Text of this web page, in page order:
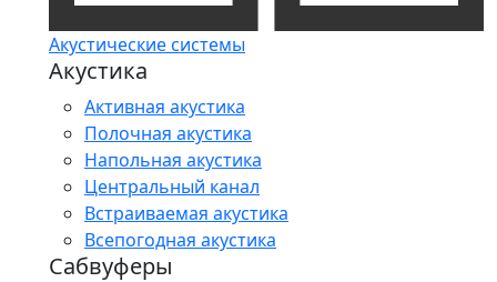
Акустические системы
Акустика
Активная акустика
Полочная акустика
Напольная акустика
Центральный канал
Встраиваемая акустика
Всепогодная акустика
Сабвуферы